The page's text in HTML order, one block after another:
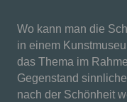
Wo kann man die
in einem
das Thema im
Gegenstand
nach der Schönheit